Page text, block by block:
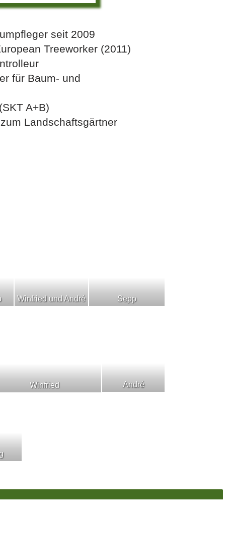
seit 2009
Treeworker (2011)
für Baum- und
A+B)
Landschaftsgärtner
Winfried und André Sepp
Winfried André